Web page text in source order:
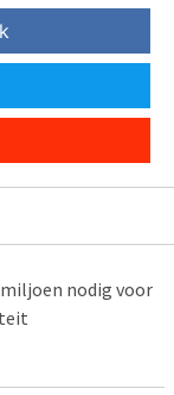
nodig voor